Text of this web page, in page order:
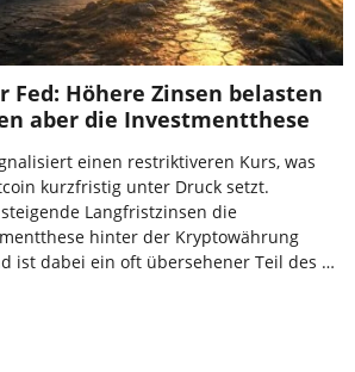
Fed: Höhere Zinsen belasten
aber die Investmentthese
einen restriktiveren Kurs, was
kurzfristig unter Druck setzt.
Langfristzinsen die
hinter der Kryptowährung
ist dabei ein oft übersehener Teil des …